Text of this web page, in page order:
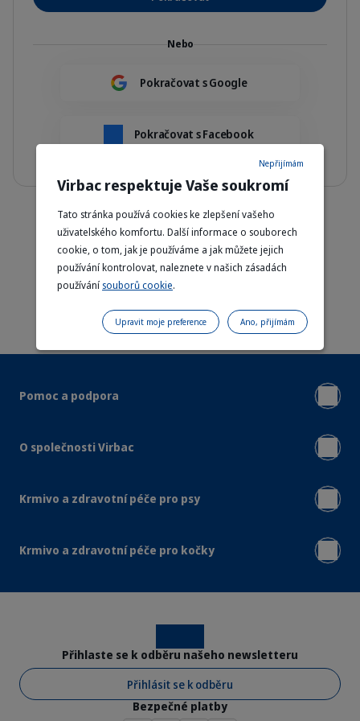
Nebo
Pokračovat s Google
Pokračovat s Facebook
Doprava zdarma u objednávek nad 799 Kč
Doručení domů do 48–72 hodin
Vyvinuto a schváleno veterináři
Pomoc a podpora
O společnosti Virbac
Krmivo a zdravotní péče pro psy
Krmivo a zdravotní péče pro kočky
Přihlaste se k odběru našeho newsletteru
Přihlásit se k odběru
Bezpečné platby
Virbac respektuje Vaše soukromí
Tato stránka používá cookies ke zlepšení vašeho
uživatelského komfortu. Další informace o souborech
cookie, o tom, jak je používáme a jak můžete jejich
používání kontrolovat, naleznete v našich zásadách
používání souborů cookie.
Nepřijímám
Ano, přijímám
Upravit moje preference